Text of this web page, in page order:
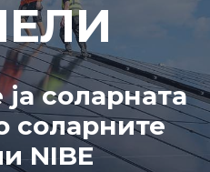
соларната
соларните
NIBE